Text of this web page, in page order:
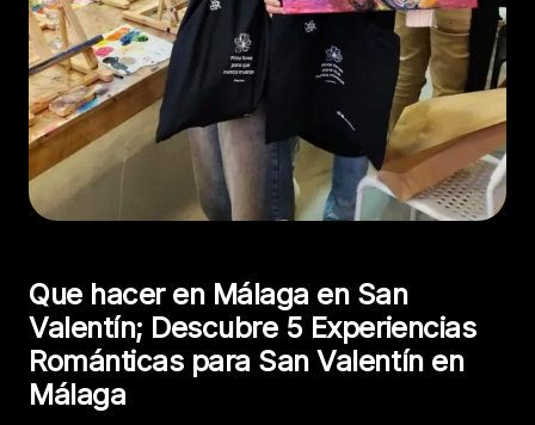
Que hacer en Málaga en San
Valentín; Descubre 5 Experiencias
Románticas para San Valentín en
Málaga